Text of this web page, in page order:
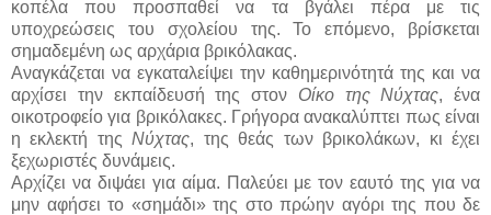
κοπέλα που προσπαθεί να τα βγάλει πέρα με τις
υποχρεώσεις του σχολείου της. Το επόμενο, βρίσκεται
σημαδεμένη ως αρχάρια βρικόλακας.
Αναγκάζεται να εγκαταλείψει την καθημερινότητά της και να
αρχίσει την εκπαίδευσή της στον Οίκο της Νύχτας, ένα
οικοτροφείο για βρικόλακες. Γρήγορα ανακαλύπτει πως είναι
η εκλεκτή τηςΝύχτας, της θεάς των βρικολάκων, κι έχει
ξεχωριστές δυνάμεις.
Αρχίζει να διψάει για αίμα. Παλεύει με τον εαυτό της για να
μην αφήσει το «σημάδι» της στο πρώην αγόρι της που δε